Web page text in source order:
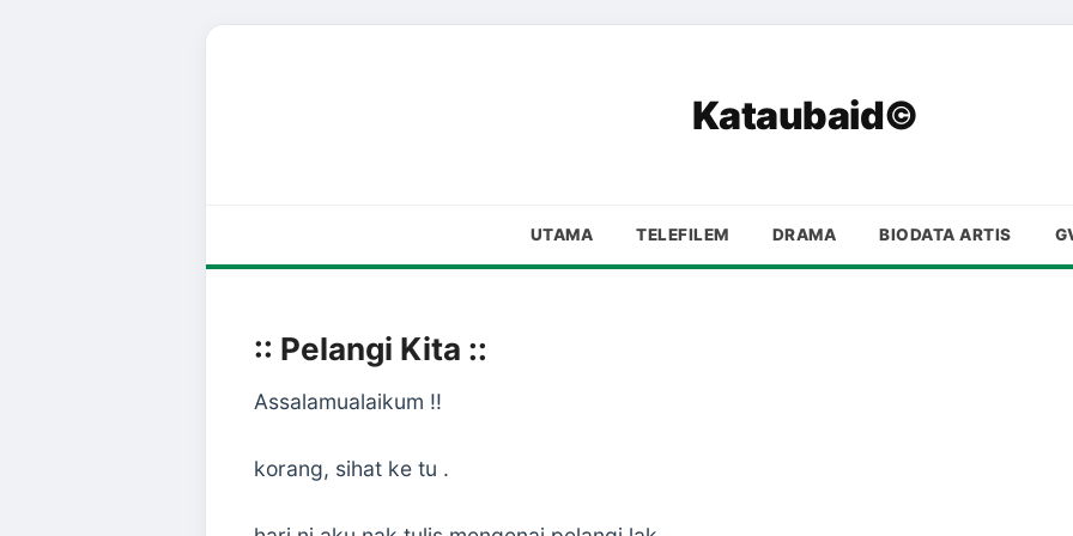
Kataubaid©
UTAMA TELEFILEM DRAMA BIODATA ARTIS
:: Pelangi Kita ::
Assalamualaikum !!
korang, sihat ke tu .